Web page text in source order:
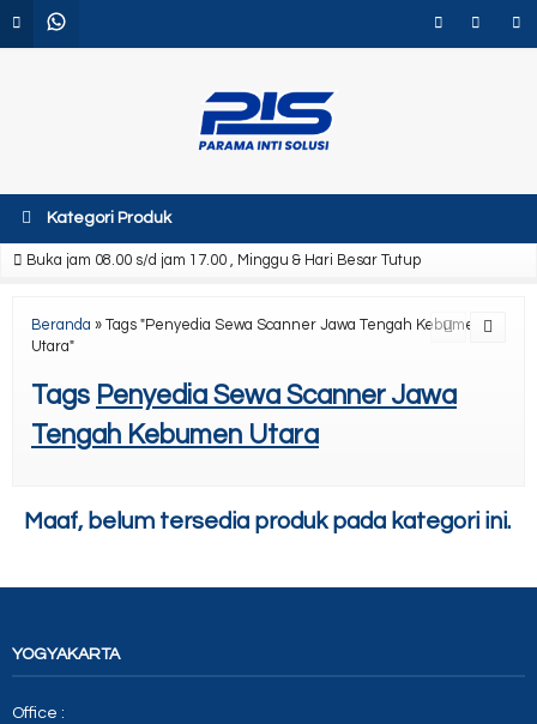
Kategori Produk
Buka jam 08.00 s/d jam 17.00 , Minggu & Hari Besar Tutup
Beranda » Tags "Penyedia Sewa Scanner Jawa Tengah Kebumen
Utara"
Tags Penyedia Sewa Scanner Jawa
Tengah Kebumen Utara
Maaf, belum tersedia produk pada kategori ini.
YOGYAKARTA
Office :